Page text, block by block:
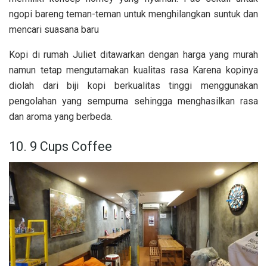
ngopi bareng teman-teman untuk menghilangkan suntuk dan
mencari suasana baru
Kopi di rumah Juliet ditawarkan dengan harga yang murah
namun tetap mengutamakan kualitas rasa Karena kopinya
diolah dari biji kopi berkualitas tinggi menggunakan
pengolahan yang sempurna sehingga menghasilkan rasa
dan aroma yang berbeda.
10. 9 Cups Coffee